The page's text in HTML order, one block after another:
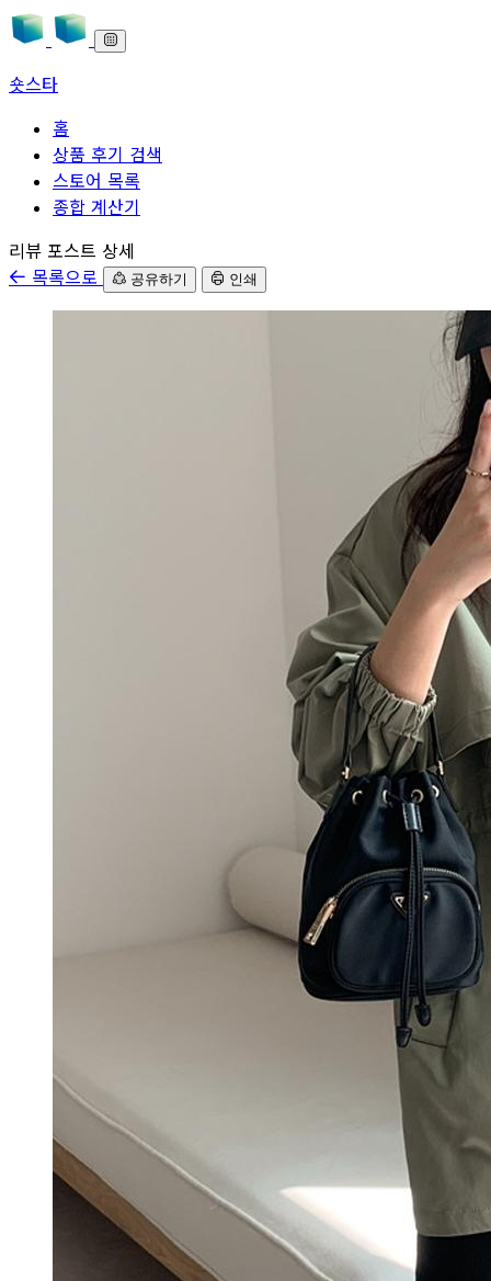
숏스타
홈
상품 후기 검색
스토어 목록
종합 계산기
본문으로 바로가기
리뷰 포스트 상세
목록으로
공유하기 인쇄